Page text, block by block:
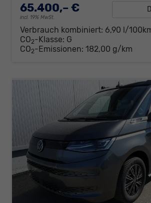
65.400,– €
incl. 19% MwSt.
Verbrauch kombiniert: 6,90 l/
CO2-Klasse: G
CO2-Emissionen: 182,00 g/km